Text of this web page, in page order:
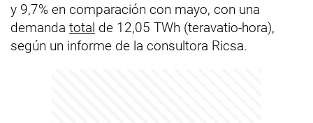
y 9,7% en comparación con mayo, con una
demanda total de 12,05 TWh (teravatio-hora),
según un informe de la consultora Ricsa.